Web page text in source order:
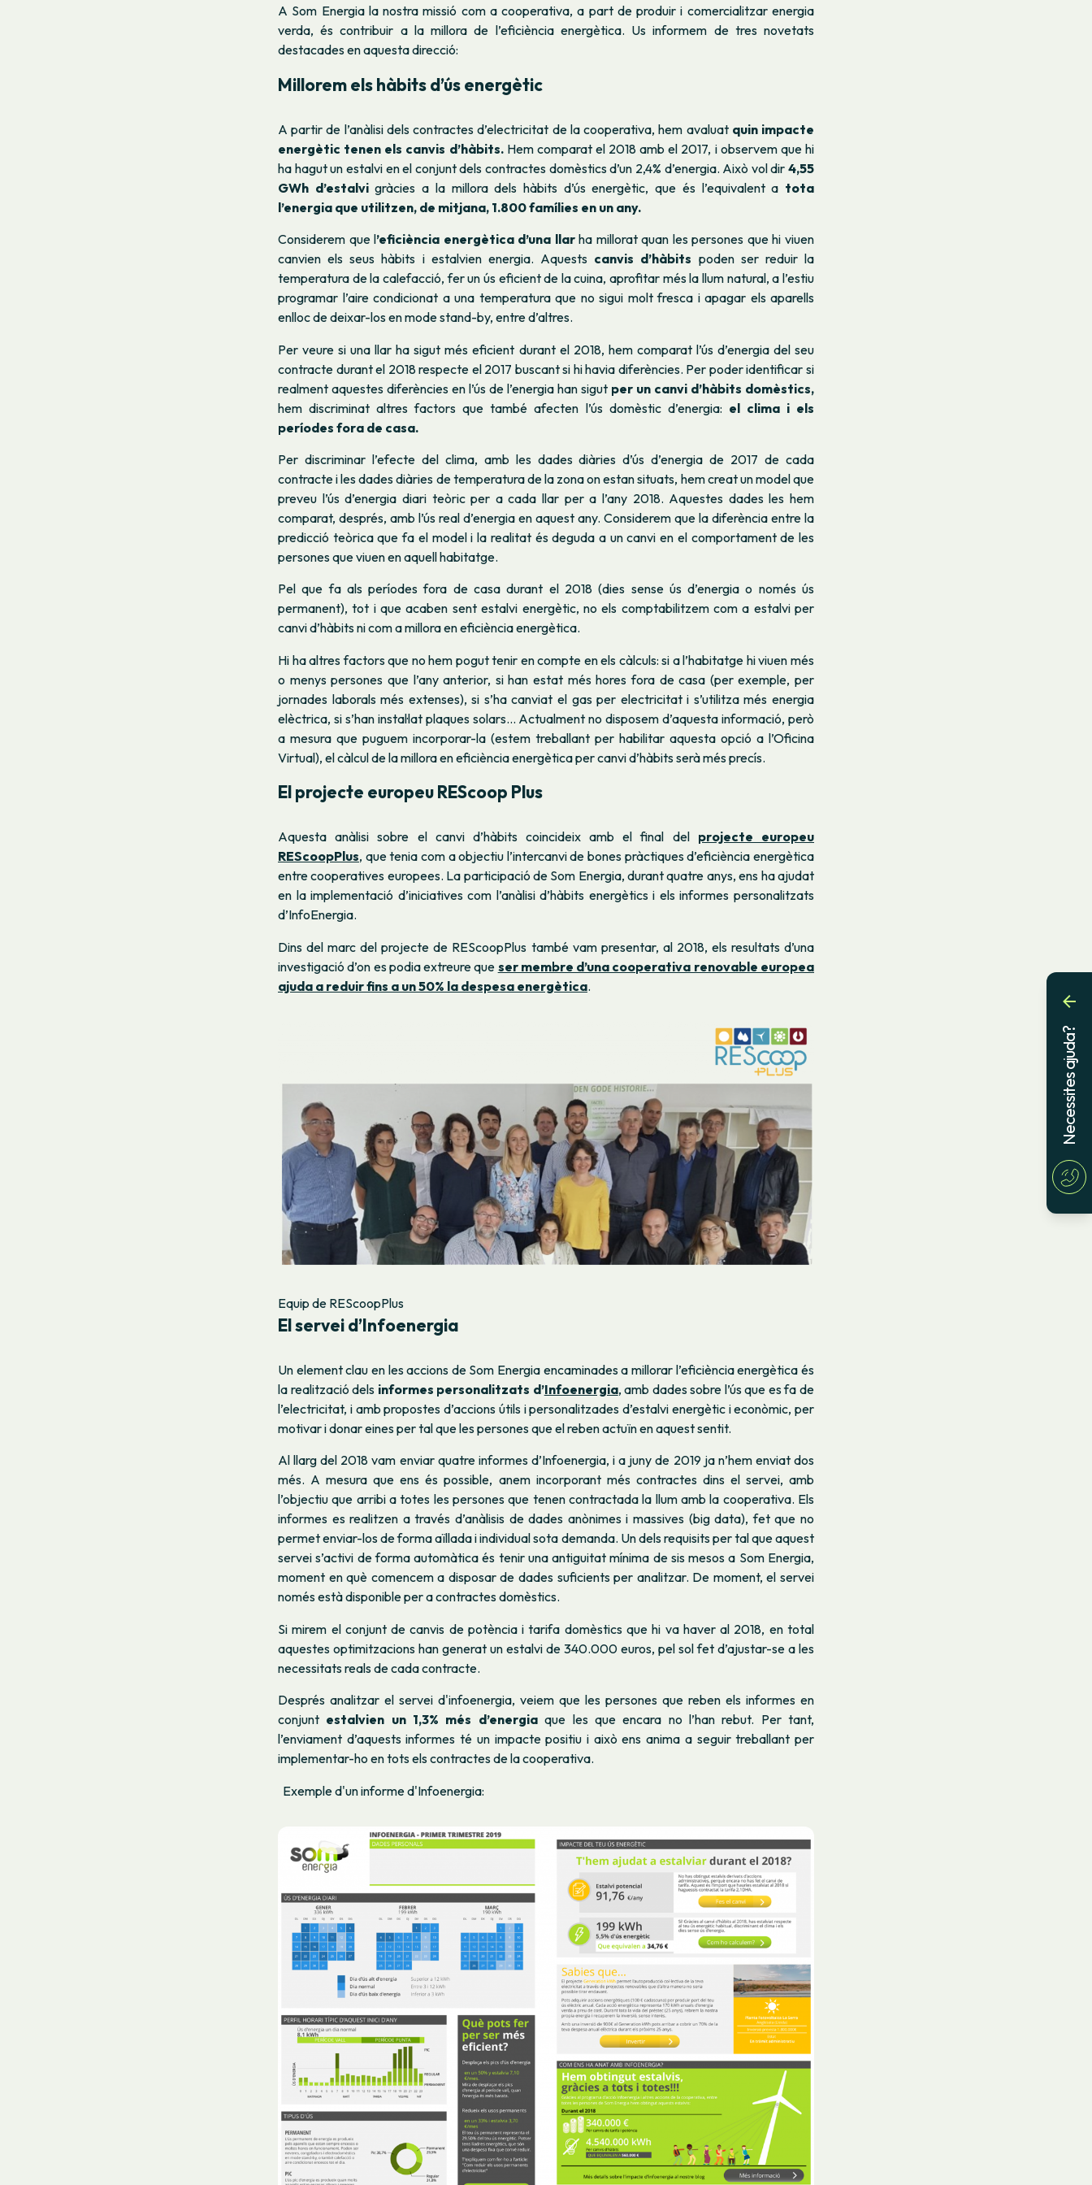
A Som Energia la nostra missió com a cooperativa, a part de produir i comercialitzar energia
verda, és contribuir a la millora de l’eficiència energètica. Us informem de tres novetats
destacades en aquesta direcció:
Millorem els hàbits d’ús energètic
A partir de l’anàlisi dels contractes d’electricitat de la cooperativa, hem avaluat quin impacte
energètic tenen els canvis d’hàbits.Hem comparat el 2018 amb el 2017, i observem que hi
ha hagut un estalvi en el conjunt dels contractes domèstics d’un 2,4% d’energia. Això vol dir 4,55
GWh d’estalvigràcies a la millora dels hàbits d’ús energètic, que és l’equivalent a tota
l’energia que utilitzen, de mitjana, 1.800 famílies en un any.
Considerem que l’eficiència energètica d’una llarha millorat quan les persones que hi viuen
canvien els seus hàbits i estalvien energia. Aquests canvis d’hàbits poden ser reduir la
temperatura de la calefacció, fer un ús eficient de la cuina, aprofitar més la llum natural, a l’estiu
programar l’aire condicionat a una temperatura que no sigui molt fresca i apagar els aparells
enlloc de deixar-los en mode stand-by, entre d’altres.
Per veure si una llar ha sigut més eficient durant el 2018, hem comparat l’ús d’energia del seu
contracte durant el 2018 respecte el 2017 buscant si hi havia diferències. Per poder identificar si
realment aquestes diferències en l’ús de l’energia han sigut per un canvi d’hàbits domèstics,
hem discriminat altres factors que també afecten l’ús domèstic d’energia: el clima i els
períodes fora de casa.
Per discriminar l’efecte del clima, amb les dades diàries d’ús d’energia de 2017 de cada
contracte i les dades diàries de temperatura de la zona on estan situats, hem creat un model que
preveu l’ús d’energia diari teòric per a cada llar per a l’any 2018. Aquestes dades les hem
comparat, després, amb l’ús real d’energia en aquest any. Considerem que la diferència entre la
predicció teòrica que fa el model i la realitat és deguda a un canvi en el comportament de les
persones que viuen en aquell habitatge.
Pel que fa als períodes fora de casa durant el 2018 (dies sense ús d’energia o només ús
permanent), tot i que acaben sent estalvi energètic, no els comptabilitzem com a estalvi per
canvi d’hàbits ni com a millora en eficiència energètica.
Hi ha altres factors que no hem pogut tenir en compte en els càlculs: si a l’habitatge hi viuen més
o menys persones que l’any anterior, si han estat més hores fora de casa (per exemple, per
jornades laborals més extenses), si s’ha canviat el gas per electricitat i s’utilitza més energia
elèctrica, si s’han instal·lat plaques solars... Actualment no disposem d’aquesta informació, però
a mesura que puguem incorporar-la (estem treballant per habilitar aquesta opció a l’Oficina
Virtual), el càlcul de la millora en eficiència energètica per canvi d’hàbits serà més precís.
El projecte europeu REScoop Plus
Aquesta anàlisi sobre el canvi d’hàbits coincideix amb el final del projecte europeu
REScoopPlus, que tenia com a objectiu l’intercanvi de bones pràctiques d’eficiència energètica
entre cooperatives europees. La participació de Som Energia, durant quatre anys, ens ha ajudat
en la implementació d’iniciatives com l’anàlisi d’hàbits energètics i els informes personalitzats
d’InfoEnergia.
Dins del marc del projecte de REScoopPlus també vam presentar, al 2018, els resultats d’una
investigació d’on es podia extreure que ser membre d’una cooperativa renovable europea
ajuda a reduir fins a un 50% la despesa energètica.
Equip de REScoopPlus
El servei d’Infoenergia
Un element clau en les accions de Som Energia encaminades a millorar l’eficiència energètica és
la realització dels informes personalitzats d’Infoenergia, amb dades sobre l’ús que es fa de
l’electricitat, i amb propostes d’accions útils i personalitzades d’estalvi energètic i econòmic, per
motivar i donar eines per tal que les persones que el reben actuïn en aquest sentit.
Al llarg del 2018 vam enviar quatre informes d’Infoenergia, i a juny de 2019 ja n’hem enviat dos
més. A mesura que ens és possible, anem incorporant més contractes dins el servei, amb
l’objectiu que arribi a totes les persones que tenen contractada la llum amb la cooperativa. Els
informes es realitzen a través d’anàlisis de dades anònimes i massives (big data), fet que no
permet enviar-los de forma aïllada i individual sota demanda. Un dels requisits per tal que aquest
servei s’activi de forma automàtica és tenir una antiguitat mínima de sis mesos a Som Energia,
moment en què comencem a disposar de dades suficients per analitzar. De moment, el servei
només està disponible per a contractes domèstics.
Si mirem el conjunt de canvis de potència i tarifa domèstics que hi va haver al 2018, en total
aquestes optimitzacions han generat un estalvi de 340.000 euros, pel sol fet d’ajustar-se a les
necessitats reals de cada contracte.
Després analitzar el servei d'infoenergia, veiem que les persones que reben els informes en
conjunt estalvien un 1,3% més d’energiaque les que encara no l’han rebut. Per tant,
l’enviament d’aquests informes té un impacte positiu i això ens anima a seguir treballant per
implementar-ho en tots els contractes de la cooperativa.
Exemple d'un informe d'Infoenergia:
Necessites ajuda?